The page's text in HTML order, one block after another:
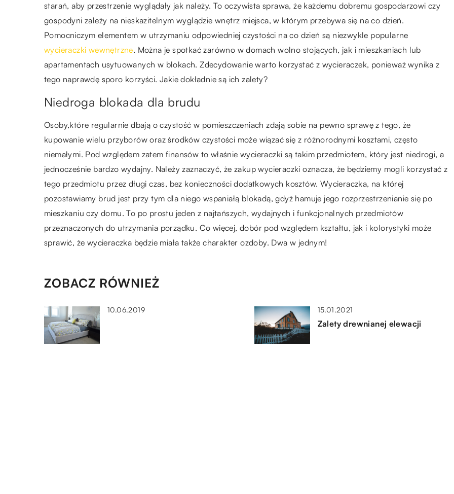
starań, aby przestrzenie wyglądały jak należy. To oczywista sprawa, że każdemu dobremu gospodarzowi czy
gospodyni zależy na nieskazitelnym wyglądzie wnętrz miejsca, w którym przebywa się na co dzień.
Pomocniczym elementem w utrzymaniu odpowiedniej czystości na co dzień są niezwykle popularne
wycieraczki wewnętrzne. Można je spotkać zarówno w domach wolno stojących, jak i mieszkaniach lub
apartamentach usytuowanych w blokach. Zdecydowanie warto korzystać z wycieraczek, ponieważ wynika z
tego naprawdę sporo korzyści. Jakie dokładnie są ich zalety?
Niedroga blokada dla brudu
Osoby,które regularnie dbają o czystość w pomieszczeniach zdają sobie na pewno sprawę z tego, że
kupowanie wielu przyborów oraz środków czystości może wiązać się z różnorodnymi kosztami, często
niemałymi. Pod względem zatem finansów to właśnie wycieraczki są takim przedmiotem, który jest niedrogi, a
jednocześnie bardzo wydajny. Należy zaznaczyć, że zakup wycieraczki oznacza, że będziemy mogli korzystać z
tego przedmiotu przez długi czas, bez konieczności dodatkowych kosztów. Wycieraczka, na której
pozostawiamy brud jest przy tym dla niego wspaniałą blokadą, gdyż hamuje jego rozprzestrzenianie się po
mieszkaniu czy domu. To po prostu jeden z najtańszych, wydajnych i funkcjonalnych przedmiotów
przeznaczonych do utrzymania porządku. Co więcej, dobór pod względem kształtu, jak i kolorystyki może
sprawić, że wycieraczka będzie miała także charakter ozdoby. Dwa w jednym!
ZOBACZ RÓWNIEŻ
10.06.2019 15.01.2021
Zalety drewnianej elewacji